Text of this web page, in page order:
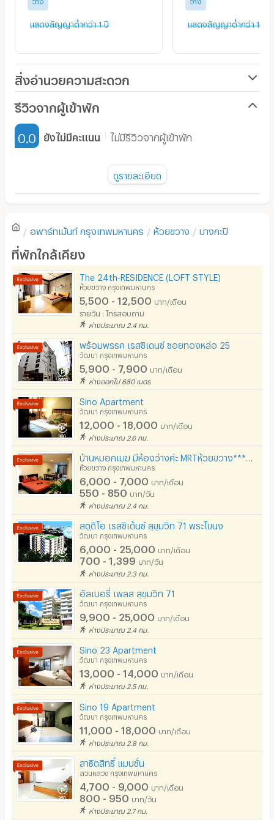
โทร. 02-026-6941
Line:@zimple_asset (https://lin.ee/o1crZrf)
- Phetburi MRT Station / 5.3 km. / 10 mins
- Thong Lo BTS Station / 3.9 km. / 15 mins
🛀 สิ่งอำนวยความสะดวกภายในห้องพัก
- ไมโครเวฟ
- กาน้ำร้อน
- เครื่องปรับอากาศ
- เครื่องทำน้ำอุ่น
- ซิ้งค์ล้างจาน
- ระเบียงห้อง
- สระว่ายน้ำกลางแจ้งพร้อมสระเด็ก
- ฟิตเนส
- ที่จอดรถยนต์และมอเตอร์ไซค์
- คีย์การ์ดสำหรับผ่านเข้า-ออก อาคาร
- ระบบรักษาความปลอดภัย 24 ชม.
- ร้านกาแฟและร้านอาหาร
- โรงพยาบาลกรุงเทพ 240 m.
- โรงพยาบาลปิยะเวท 1.5 km.
- โรงพยาบาลสมิติเวช สุขุมวิท 3.3 km.
- เซ็นทรัล พระราม 9 3.9 km.
- มหาวิทยาลัยศรีนครินทรวิโรฒ ประสานมิตร 4.6 km.
- Terminal 21 4.9 km.
- EmSphere 5.3 km.
- Central Embassy 5.3 km.
- Central World 6.1 km.
แสดงสัญญาต่ำกว่า 1 ปี แสดงสัญญาต่ำกว่า 1 ปี
สิ่งอำนวยความสะดวก
เฟอร์นิเจอร์-ตู้, เตียง
เครื่องทำน้ำอุ่น
โซฟา
โต๊ะ - เก้าอี้ทำงาน
เตาปรุงอาหาร
อนุญาตให้เลี้ยงสัตว์
อนุญาตให้สูบบุหรี่ในห้องพัก
โทรศัพท์สายตรง
ที่จอดรถ
ที่จอดรถมอเตอร์ไซด์/จักรยาน
ลิฟต์
โรงยิม / ฟิตเนส
อินเทอร์เน็ตไร้สาย (WIFI) ในห้อง
มีระบบรักษาความปลอดภัย (keycard)
มีระบบรักษาความปลอดภัย (สแกนลายนิ้วมือ)
รปภ.
ร้านขายอาหาร
ร้านค้า สะดวกซื้อ
ร้านซัก-รีด / มีบริการเครื่องซักผ้า
สถานี charge รถไฟฟ้า
รีวิวจากผู้เข้าพัก
0.0 ยังไม่มีคะแนน ไม่มีรีวิวจากผู้เข้าพัก
ยังไม่มีรีวิวของอพาร์ทเม้นท์นี้
เขียนรีวิวแรกของอพาร์ทเม้นท์นี้
ดูรายละเอียด
อพาร์ทเม้นท์ กรุงเทพมหานคร ห้วยขวาง บางกะปิ
ที่พักใกล้เคียง
The 24th-RESIDENCE (LOFT STYLE)
ห้วยขวาง กรุงเทพมหานคร
5,500 - 12,500 บาท/เดือน
รายวัน : โทรสอบถาม
ห่างประมาณ 2.4 กม.
พร้อมพรรค เรสซิเดนซ์ ซอยทองหล่อ 25
วัฒนา กรุงเทพมหานคร
5,900 - 7,900 บาท/เดือน
ห่างออกไป 680 เมตร
Sino Apartment
วัฒนา กรุงเทพมหานคร
12,000 - 18,000 บาท/เดือน
ห่างประมาณ 2.6 กม.
ห้วยขวาง กรุงเทพมหานคร
6,000 - 7,000 บาท/เดือน
550 - 850 บาท/วัน
ห่างประมาณ 2.4 กม.
สตูดิโอ เรสซิเด้นซ์ สุขุมวิท 71 พระโขนง
วัฒนา กรุงเทพมหานคร
6,000 - 25,000 บาท/เดือน
700 - 1,399 บาท/วัน
ห่างประมาณ 2.3 กม.
อัลเบอรี่ เพลส สุขุมวิท 71
วัฒนา กรุงเทพมหานคร
9,900 - 25,000 บาท/เดือน
ห่างประมาณ 2.4 กม.
Sino 23 Apartment
วัฒนา กรุงเทพมหานคร
13,000 - 14,000 บาท/เดือน
ห่างประมาณ 2.5 กม.
Sino 19 Apartment
วัฒนา กรุงเทพมหานคร
11,000 - 18,000 บาท/เดือน
ห่างประมาณ 2.8 กม.
สาธิตสิทธิ์ แมนชั่น
สวนหลวง กรุงเทพมหานคร
4,700 - 9,000 บาท/เดือน
800 - 950 บาท/วัน
ห่างประมาณ 2.7 กม.